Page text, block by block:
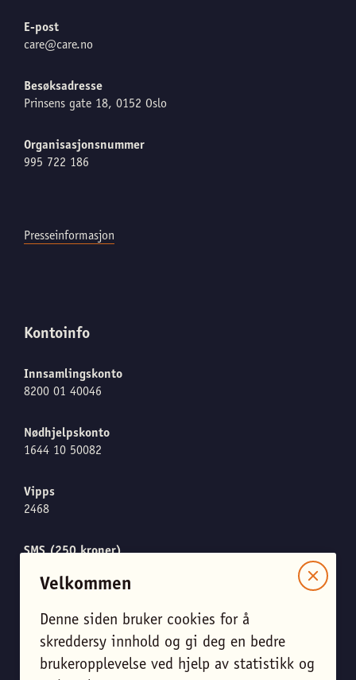
Velkommen
Denne siden bruker cookies for å
skreddersy innhold og gi deg en bedre
brukeropplevelse ved hjelp av statistikk og
E-post
care@care.no
Besøksadresse
Prinsens gate 18, 0152 Oslo
Organisasjonsnummer
995 722 186
Presseinformasjon
Kontoinfo
Innsamlingskonto
8200 01 40046
Nødhjelpskonto
1644 10 50082
Vipps
2468
SMS (250 kroner)
Meld meg på nyhetsbrevet